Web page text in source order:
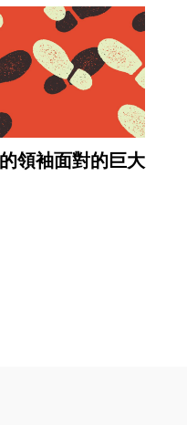
領袖面對的巨大